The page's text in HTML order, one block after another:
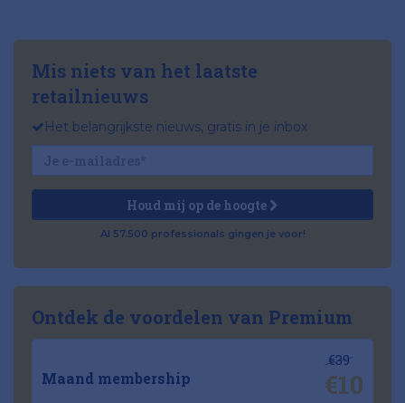
Mis niets van het laatste
retailnieuws
Het belangrijkste nieuws, gratis in je inbox
Houd mij op de hoogte
Al 57.500 professionals gingen je voor!
Ontdek de voordelen van Premium
Maand membership
€39
€10